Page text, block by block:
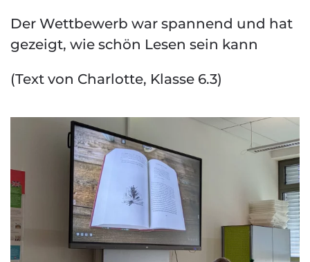
Der Wettbewerb war spannend und hat
gezeigt, wie schön Lesen sein kann
(Text von Charlotte, Klasse 6.3)